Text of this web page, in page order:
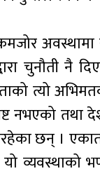
चुनौती नै
त्यो
नभएको तथा
छन् ।
व्यवस्थाको